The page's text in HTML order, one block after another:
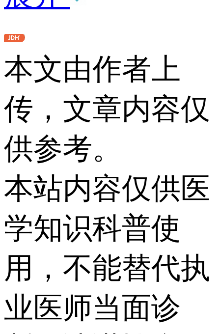
本文由作者上
传，文章内容仅
供参考。
本站内容仅供医
学知识科普使
用，不能替代执
业医师当面诊